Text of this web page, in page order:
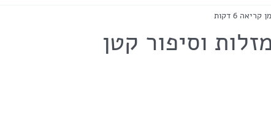
וסיפור קטן
קריאה 6 דקות